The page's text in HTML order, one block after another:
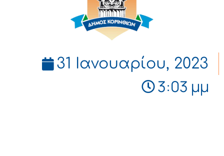
31 Ιανουαρίου, 2023
3:03 μμ